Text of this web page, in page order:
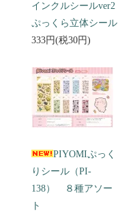
インクルシールver2
ぷっくら立体シール
333円(税30円)
PIYOMIぷっく
りシール（PI-
138） ８種アソー
ト